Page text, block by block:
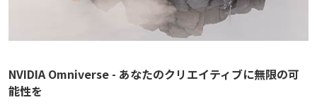
NVIDIA Omniverse - あなたのクリエイティブに無限の可
能性を